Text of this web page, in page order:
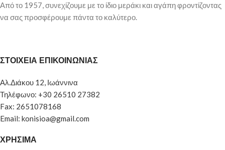
Από το 1957, συνεχίζουμε με το ίδιο μεράκι και αγάπη φροντίζοντας
να σας προσφέρουμε πάντα το καλύτερο.
ΣΤΟΙΧΕΙΑ ΕΠΙΚΟΙΝΩΝΙΑΣ
Αλ.Διάκου 12, Ιωάννινα
Τηλέφωνο: +30 26510 27382
Fax: 2651078168
Email: konisioa@gmail.com
ΧΡΗΣΙΜΑ